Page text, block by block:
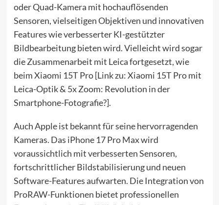
oder Quad-Kamera mit hochauflösenden
Sensoren, vielseitigen Objektiven und innovativen
Features wie verbesserter KI-gestützter
Bildbearbeitung bieten wird. Vielleicht wird sogar
die Zusammenarbeit mit Leica fortgesetzt, wie
beim Xiaomi 15T Pro [Link zu: Xiaomi 15T Pro mit
Leica-Optik & 5x Zoom: Revolution in der
Smartphone-Fotografie?].
Auch Apple ist bekannt für seine hervorragenden
Kameras. Das iPhone 17 Pro Max wird
voraussichtlich mit verbesserten Sensoren,
fortschrittlicher Bildstabilisierung und neuen
Software-Features aufwarten. Die Integration von
ProRAW-Funktionen bietet professionellen